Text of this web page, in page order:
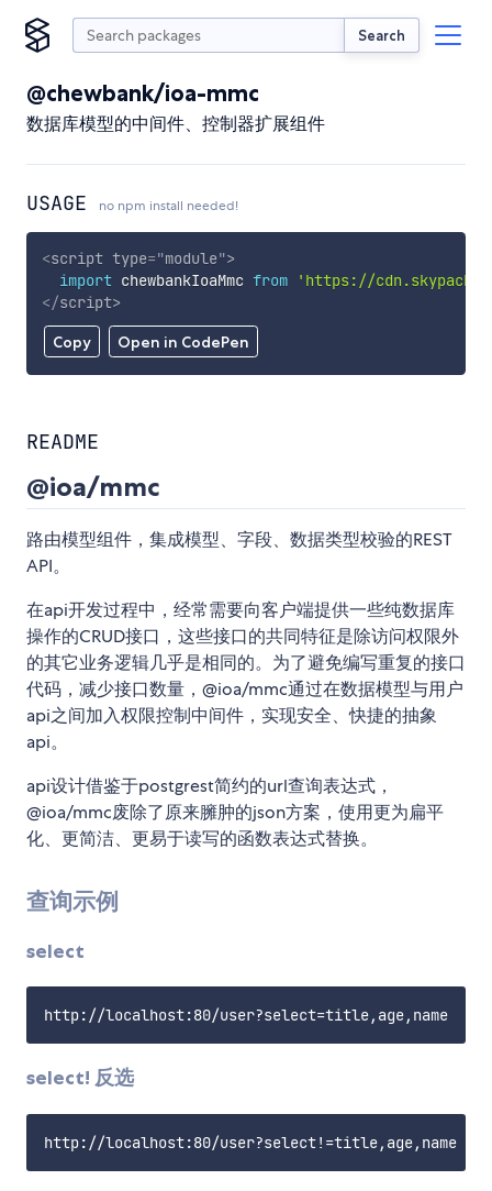
Search
@chewbank/ioa-mmc
数据库模型的中间件、控制器扩展组件
USAGE no npm install needed!
Copy Open in CodePen
<script type="module">
import chewbankIoaMmc from
'https://
</script>
README
@ioa/mmc
路由模型组件，集成模型、字段、数据类型校验的REST
API。
在api开发过程中，经常需要向客户端提供一些纯数据库
操作的CRUD接口，这些接口的共同特征是除访问权限外
的其它业务逻辑几乎是相同的。为了避免编写重复的接口
代码，减少接口数量，@ioa/mmc通过在数据模型与用户
api之间加入权限控制中间件，实现安全、快捷的抽象
api。
api设计借鉴于postgrest简约的url查询表达式，
@ioa/mmc废除了原来臃肿的json方案，使用更为扁平
化、更简洁、更易于读写的函数表达式替换。
查询示例
select
select! 反选